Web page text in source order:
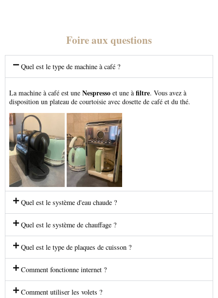
Foire aux questions
Quel est le type de machine à café ?
La machine à café est une Nespresso et une à filtre. Vous avez à
disposition un plateau de courtoisie avec dosette de café et du thé.
Quel est le système d'eau chaude ?
Quel est le système de chauffage ?
Quel est le type de plaques de cuisson ?
Comment fonctionne internet ?
Comment utiliser les volets ?